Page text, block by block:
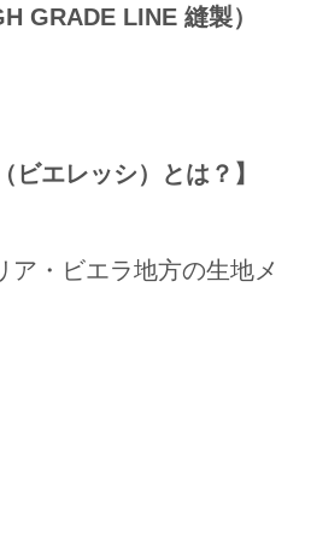
GRADE LINE 縫製）
ビエレッシ）とは？】
ア・ビエラ地方の生地メ